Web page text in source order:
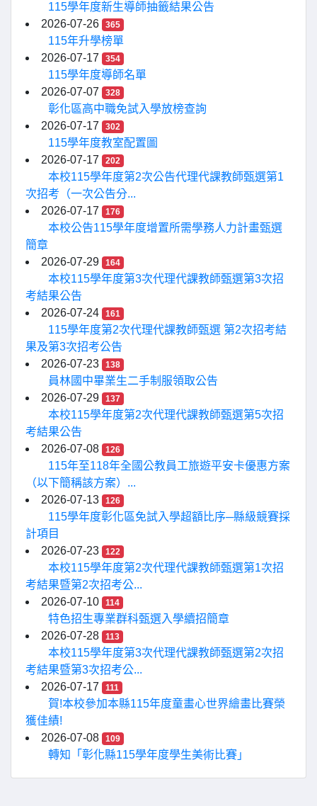
115學年度新生導師抽籤結果公告
2026-07-26
365
115年升學榜單
2026-07-17
354
115學年度導師名單
2026-07-07
328
彰化區高中職免試入學放榜查詢
2026-07-17
302
115學年度教室配置圖
2026-07-17
202
本校115學年度第2次公告代理代課教師甄選第1
次招考（一次公告分...
2026-07-17
176
本校公告115學年度增置所需學務人力計畫甄選
簡章
2026-07-29
164
本校115學年度第3次代理代課教師甄選第3次招
考結果公告
2026-07-24
161
115學年度第2次代理代課教師甄選 第2次招考結
果及第3次招考公告
2026-07-23
138
員林國中畢業生二手制服領取公告
2026-07-29
137
本校115學年度第2次代理代課教師甄選第5次招
考結果公告
2026-07-08
126
115年至118年全國公教員工旅遊平安卡優惠方案
（以下簡稱該方案）...
2026-07-13
126
115學年度彰化區免試入學超額比序─縣級競賽採
計項目
2026-07-23
122
本校115學年度第2次代理代課教師甄選第1次招
考結果暨第2次招考公...
2026-07-10
114
特色招生專業群科甄選入學續招簡章
2026-07-28
113
本校115學年度第3次代理代課教師甄選第2次招
考結果暨第3次招考公...
2026-07-17
111
賀!本校參加本縣115年度童畫心世界繪畫比賽榮
獲佳績!
2026-07-08
109
轉知「彰化縣115學年度學生美術比賽」